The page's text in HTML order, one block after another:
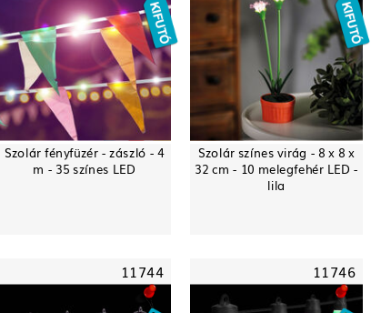
Szolár fényfüzér - zászló - 4
m - 35 színes LED
Szolár színes virág - 8 x 8 x
32 cm - 10 melegfehér LED -
lila
11744 11746